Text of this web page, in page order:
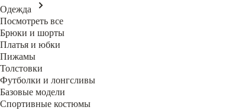
Одежда
Посмотреть все
Брюки и шорты
Платья и юбки
Пижамы
Толстовки
Футболки и лонгсливы
Базовые модели
Спортивные костюмы